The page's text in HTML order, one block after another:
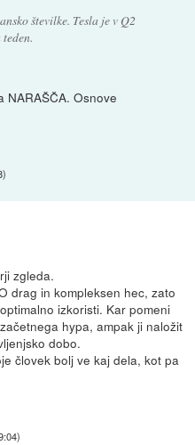
številke. Tesla je v Q2
NARAŠČA. Osnove
)
zgleda.
drag in kompleksen hec, zato
izkoristi. Kar pomeni
hypa, ampak ji naložit
dobo.
človek bolj ve kaj dela, kot pa
)